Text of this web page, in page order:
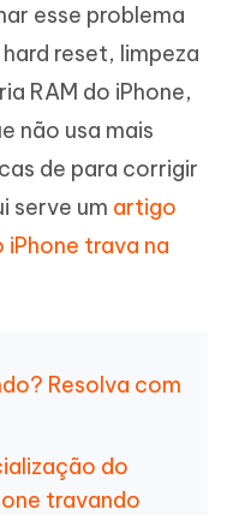
esse problema
reset, limpeza
RAM do iPhone,
não usa mais
de para corrigir
serve um artigo
trava na
Resolva com
do
travando